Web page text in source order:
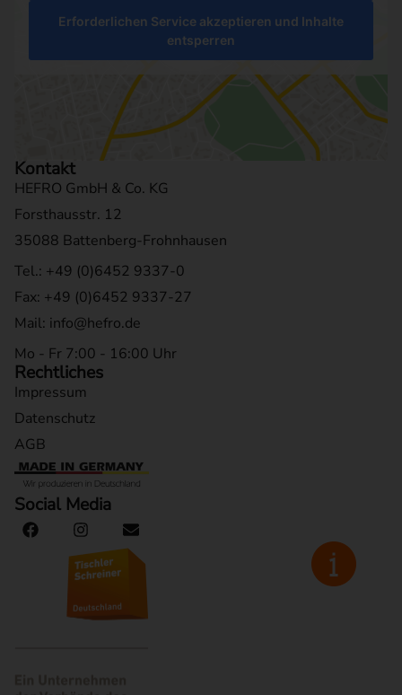
Erforderlichen Service akzeptieren und Inhalte
entsperren
Kontakt
HEFRO GmbH & Co. KG
Forsthausstr. 12
35088 Battenberg-Frohnhausen
Tel.: +49 (0)6452 9337-0
Fax: +49 (0)6452 9337-27
Mail: info@hefro.de
Mo - Fr 7:00 - 16:00 Uhr
Rechtliches
Impressum
Datenschutz
AGB
Social Media